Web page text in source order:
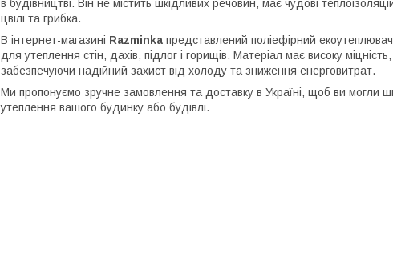
в будівництві. Він не містить шкідливих речовин, має чудові
цвілі та грибка.
В інтернет-магазині Razminka представлений поліефірний
для утеплення стін, дахів, підлог і горищів. Матеріал має високу міцність,
забезпечуючи надійний захист від холоду та зниження енерговитрат.
Ми пропонуємо зручне замовлення та доставку в Україні, щоб ви могли
утеплення вашого будинку або будівлі.